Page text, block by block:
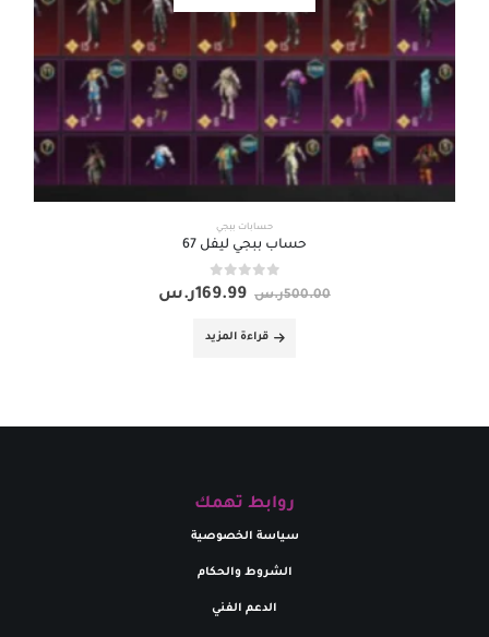
حسابات ببجي
حساب ببجي ليفل 67
500.00ر.س 169.99ر.س
قراءة المزيد
روابط تهمك
سياسة الخصوصية
الشروط والحكام
الدعم الفني